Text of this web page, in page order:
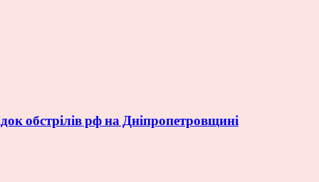
обстрілів рф на Дніпропетровщині